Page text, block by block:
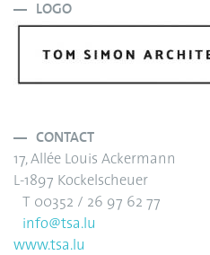
LOGO
CONTACT
17, Allée Louis Ackermann
L-1897 Kockelscheuer
T 00352 / 26 97 62 77
info@tsa.lu
www.tsa.lu